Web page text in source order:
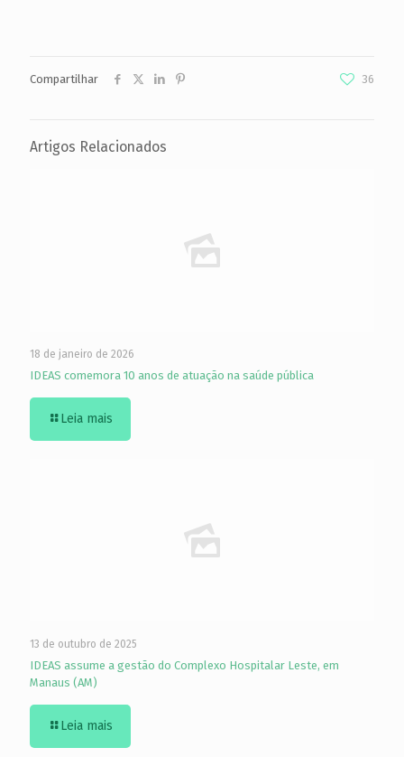
Compartilhar 36
Artigos Relacionados
18 de janeiro de 2026
IDEAS comemora 10 anos de atuação na saúde pública
Leia mais
13 de outubro de 2025
IDEAS assume a gestão do Complexo Hospitalar Leste, em
Manaus (AM)
Leia mais